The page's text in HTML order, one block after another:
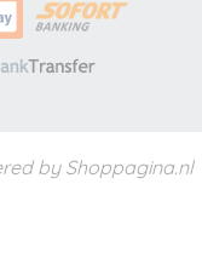
by Shoppagina.nl